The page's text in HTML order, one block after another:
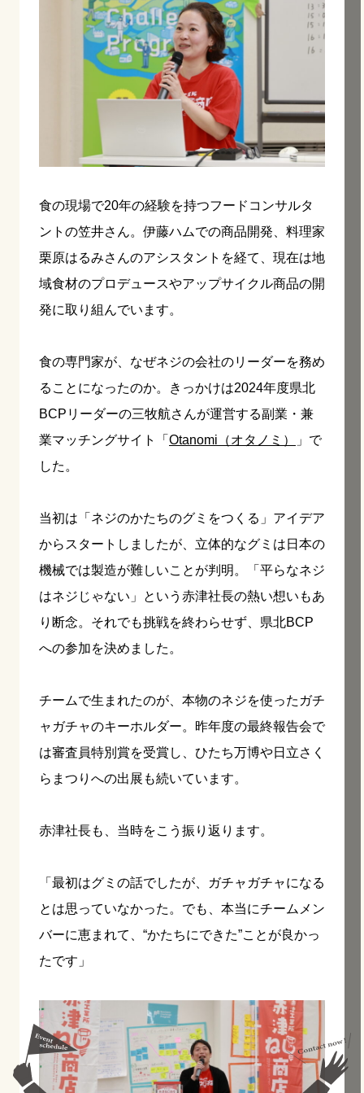
食の現場で20年の経験を持つフードコンサルタ
ントの笠井さん。伊藤ハムでの商品開発、料理家
栗原はるみさんのアシスタントを経て、現在は地
域食材のプロデュースやアップサイクル商品の開
発に取り組んでいます。
食の専門家が、なぜネジの会社のリーダーを務め
ることになったのか。きっかけは2024年度県北
BCPリーダーの三牧航さんが運営する副業・兼
業マッチングサイト「 Otanomi（オタノミ）
」で
した。
当初は「ネジのかたちのグミをつくる」アイデア
からスタートしましたが、立体的なグミは日本の
機械では製造が難しいことが判明。「平らなネジ
はネジじゃない」という赤津社長の熱い想いもあ
り断念。それでも挑戦を終わらせず、県北BCP
への参加を決めました。
チームで生まれたのが、本物のネジを使ったガチ
ャガチャのキーホルダー。昨年度の最終報告会で
は審査員特別賞を受賞し、ひたち万博や日立さく
らまつりへの出展も続いています。
赤津社長も、当時をこう振り返ります。
「最初はグミの話でしたが、ガチャガチャになる
とは思っていなかった。でも、本当にチームメン
バーに恵まれて、“かたちにできた”ことが良かっ
たです」